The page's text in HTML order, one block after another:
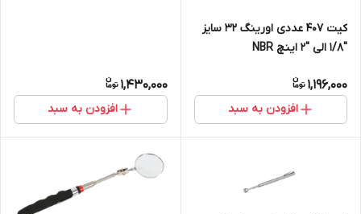
کیت 407 عددی اورینگ 32 سایز
''1/8 الی ''2 اینچ NBR
1,196,000
افزودن به سبد
1,430,000
افزودن به سبد